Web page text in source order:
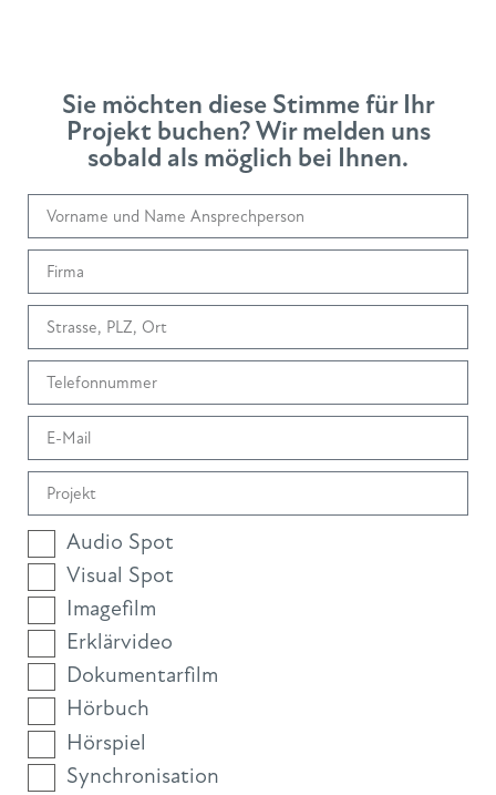
Sie möchten diese Stimme für Ihr
Projekt buchen? Wir melden uns
sobald als möglich bei Ihnen.
Audio Spot
Visual Spot
Imagefilm
Erklärvideo
Dokumentarfilm
Hörbuch
Hörspiel
Synchronisation